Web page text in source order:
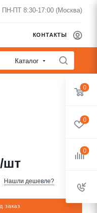
ПН-ПТ 8:30-17:00 (Москва)
КОНТАКТЫ
Каталог
/шт
Нашли дешевле?
заказ
0
0
0